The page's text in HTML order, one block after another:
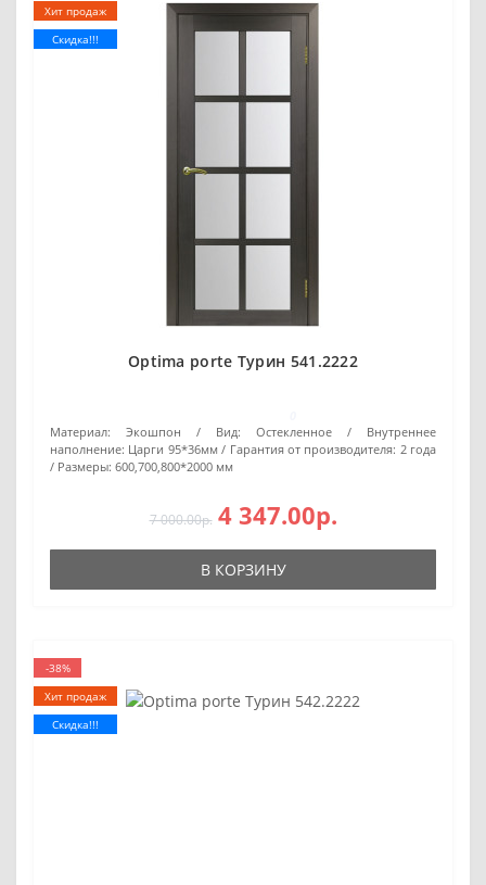
Хит продаж
Скидка!!!
Optima porte Турин 541.2222
Материал:
Экошпон Вид: Остекленное
Внутреннее
наполнение: Царги 95*36мм Гарантия от производителя: 2 года
Размеры: 600,700,800*2000 мм
7 000.00р. 4 347.00р.
В КОРЗИНУ
-38%
Хит продаж
Скидка!!!